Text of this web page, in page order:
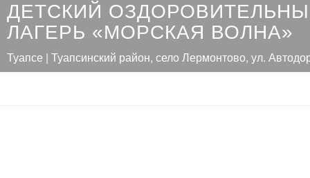
ДЕТСКИЙ
ЛАГЕРЬ «МОРСКАЯ ВОЛНА»
Туапсе | Туапсинский район, село Лермонтово, ул.